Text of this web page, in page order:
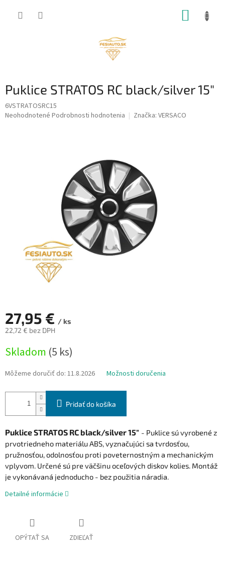
Puklice STRATOS RC black/silver 15"
6VSTRATOSRC15
Priemerné
Neohodnotené Podrobnosti hodnotenia Značka: VERSACO
27,95 € / ks
22,72 € bez DPH
cena:
Skladom (5 ks)
Môžeme doručiť do: 11.8.2026 Možnosti doručenia
Pridať do košíka
Puklice STRATOS RC black/silver 15" - Puklice sú vyrobené z
prvotriedneho materiálu ABS, vyznačujúci sa tvrdosťou,
pružnosťou, odolnosťou proti poveternostným a mechanickým
vplyvom. Určené sú pre väčšinu oceľových diskov kolies. Montáž
je vykonávaná jednoducho - bez použitia náradia.
Detailné informácie
OPÝTAŤ SA ZDIEĽAŤ